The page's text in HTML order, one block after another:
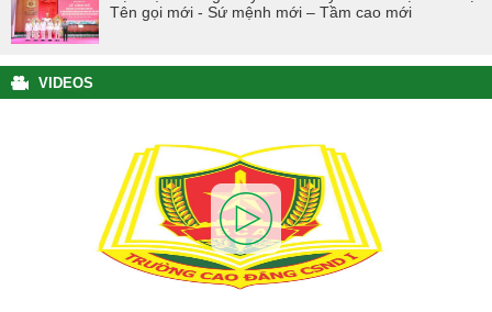
Tên gọi mới - Sứ mệnh mới – Tầm cao mới
VIDEOS